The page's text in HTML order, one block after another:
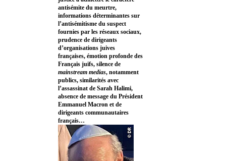
antisémite du meurtre,
informations déterminantes sur
l’antisémitisme du suspect
fournies par les réseaux sociaux,
prudence de dirigeants
d’organisations juives
françaises, émotion profonde des
Français juifs, silence de
mainstream medias, notamment
publics, similarités avec
l’assassinat de Sarah Halimi,
absence de message du Président
Emmanuel Macron et de
dirigeants communautaires
français…